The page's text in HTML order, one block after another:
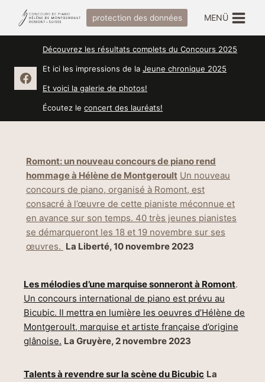
Inhalt
springen
protection des données MENÜ
Découvrez les résultats complets du Concours 2025
Et ici les impressions de laJeune chronique 2025
Et voici la galerie de photos!
Écoutez leconcert des lauréats!
Romont: un nouveau concours de piano rend
hommage à Hélène de Montgeroult Un nouveau
concours de piano, organisé à Romont, est
consacré à l’œuvre de cette pianiste méconnue et
en avance sur son temps. 40 très jeunes pianistes
se démarqueront les 18 et 19 novembre sur ses
œuvres. La Liberté, 10 novembre 2023
Les mélodies d’une marquise sonneront à Romont.
Un concours international de piano est prévu au
Bicubic. Il mettra en lumière les oeuvres d’Hélène de
Montgeroult, marquise et artiste française d’origine
glânoise. La Gruyère, 2 novembre 2023
Talents à revendre sur la scène du Bicubic La